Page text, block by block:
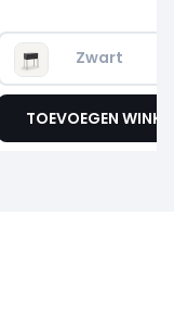
Zwart
TOEVOEGEN